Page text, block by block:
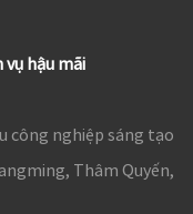
hậu mãi
công nghiệp sáng tạo
Thâm Quyến,